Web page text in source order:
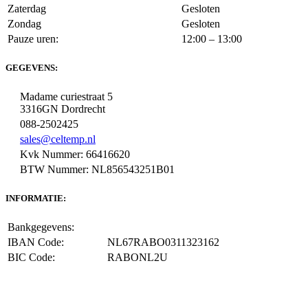
Zaterdag
Gesloten
Zondag
Gesloten
Pauze uren:
12:00 – 13:00
GEGEVENS:
Madame curiestraat 5
3316GN Dordrecht
088-2502425
sales@celtemp.nl
Kvk Nummer: 66416620
BTW Nummer: NL856543251B01
INFORMATIE:
Bankgegevens:
IBAN Code:
NL67RABO0311323162
BIC Code:
RABONL2U